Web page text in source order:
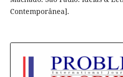
Contemporânea].